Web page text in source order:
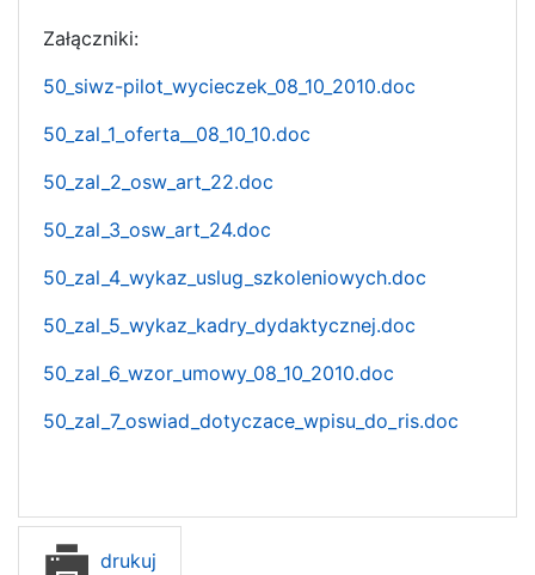
Załączniki:
50_siwz-pilot_wycieczek_08_10_2010.doc
50_zal_1_oferta__08_10_10.doc
50_zal_2_osw_art_22.doc
50_zal_3_osw_art_24.doc
50_zal_4_wykaz_uslug_szkoleniowych.doc
50_zal_5_wykaz_kadry_dydaktycznej.doc
50_zal_6_wzor_umowy_08_10_2010.doc
50_zal_7_oswiad_dotyczace_wpisu_do_ris.doc
drukuj